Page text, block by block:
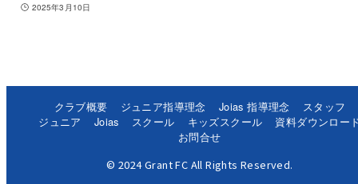
2025年3月10日
クラブ概要 ジュニア指導理念 Joias 指導理念
スタッフ
ジュニア
Joias スクール キッズスクール
資料ダウンロー
お問合せ
© 2024 Grant FC All Rights Reserved.